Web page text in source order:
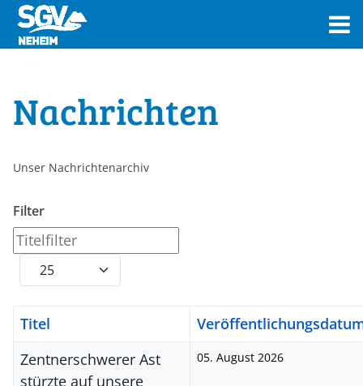
Nachrichten
Unser Nachrichtenarchiv
Filter
Titelfilter
Anzeige #
Titel
Zentnerschwerer Ast
stürzte auf unsere
05. August 2026